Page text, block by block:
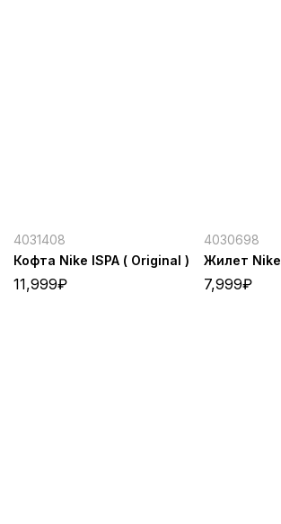
4031408
Кофта Nike ISPA ( Original )
11,999₽
4030698
Жилет Nike
7,999₽